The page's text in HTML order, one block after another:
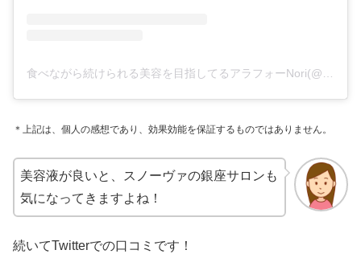
食べながら続けられる美容を目指してるアラフォーNori(@noriko1024)がシェアした投稿
＊上記は、個人の感想であり、効果効能を保証するものではありません。
美容液が良いと、スノーヴァの銀座サロンも
気になってきますよね！
続いてTwitterでの口コミです！